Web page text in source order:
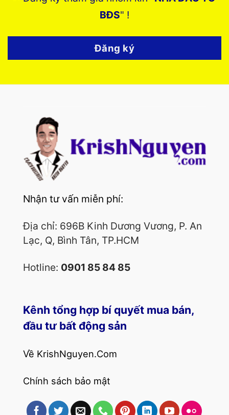
BĐS" !
Đăng ký
Nhận tư vấn miễn phí:
Địa chỉ: 696B Kinh Dương Vương, P. An
Lạc, Q, Bình Tân, TP.HCM
Hotline: 0901 85 84 85
Kênh tổng hợp bí quyết mua bán,
đầu tư bất động sản
Về KrishNguyen.Com
Chính sách bảo mật